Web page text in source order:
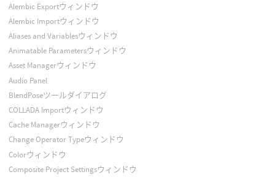
Alembic Exportウィンドウ
Alembic Importウィンドウ
Aliases and Variablesウィンドウ
Animatable Parametersウィンドウ
Asset Managerウィンドウ
Audio Panel
BlendPoseツールダイアログ
COLLADA Importウィンドウ
Cache Managerウィンドウ
Change Operator Typeウィンドウ
Colorウィンドウ
Composite Project Settingsウィンドウ